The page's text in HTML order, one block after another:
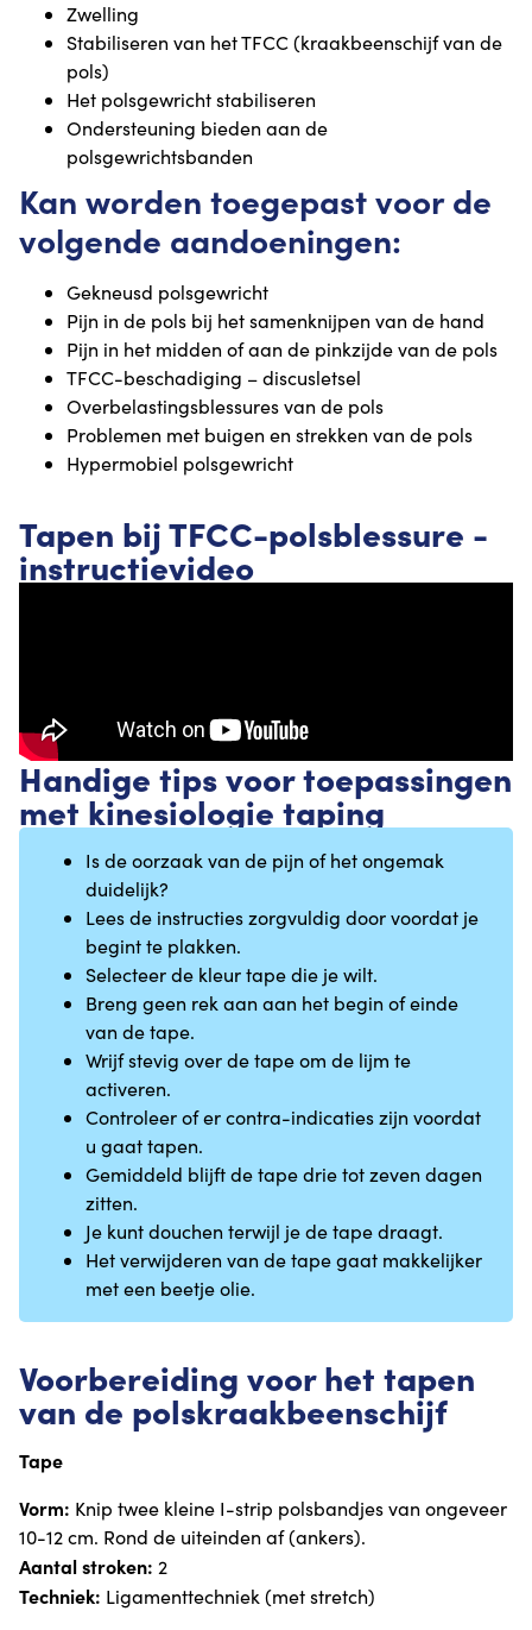
Zwelling
Stabiliseren van het TFCC (kraakbeenschijf van de
pols)
Het polsgewricht stabiliseren
Ondersteuning bieden aan de
polsgewrichtsbanden
Kan worden toegepast voor de
volgende aandoeningen:
Gekneusd polsgewricht
Pijn in de pols bij het samenknijpen van de hand
Pijn in het midden of aan de pinkzijde van de pols
TFCC-beschadiging – discusletsel
Overbelastingsblessures van de pols
Problemen met buigen en strekken van de pols
Hypermobiel polsgewricht
Tapen bij TFCC-polsblessure -
instructievideo
Handige tips voor toepassingen
met kinesiologie taping
Is de oorzaak van de pijn of het ongemak
duidelijk?
Lees de instructies zorgvuldig door voordat je
begint te plakken.
Selecteer de kleur tape die je wilt.
Breng geen rek aan aan het begin of einde
van de tape.
Wrijf stevig over de tape om de lijm te
activeren.
Controleer of er contra-indicaties zijn voordat
u gaat tapen.
Gemiddeld blijft de tape drie tot zeven dagen
zitten.
Je kunt douchen terwijl je de tape draagt.
Het verwijderen van de tape gaat makkelijker
met een beetje olie.
Voorbereiding voor het tapen
van de polskraakbeenschijf
Tape
Vorm: Knip twee kleine I-strip polsbandjes van ongeveer
10-12 cm. Rond de uiteinden af (ankers).
Aantal stroken: 2
Techniek: Ligamenttechniek (met stretch)